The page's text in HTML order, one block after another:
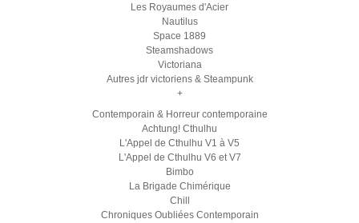
Les Royaumes d'Acier
Nautilus
Space 1889
Steamshadows
Victoriana
Autres jdr victoriens & Steampunk
+
Contemporain & Horreur contemporaine
Achtung! Cthulhu
L'Appel de Cthulhu V1 à V5
L'Appel de Cthulhu V6 et V7
Bimbo
La Brigade Chimérique
Chill
Chroniques Oubliées Contemporain